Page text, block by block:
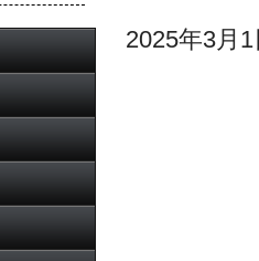
2025年3月1